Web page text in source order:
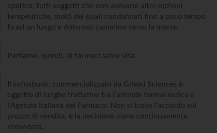
epatico, tutti soggetti che non avevano altre opzioni
terapeutiche, molti dei quali condannati fino a poco tempo
fa ad un lungo e doloroso cammino verso la morte.
Parliamo, quindi, di farmaci salva-vita.
Il sofosbuvir, commercializzato da Gilead Sciences è
oggetto di lunghe trattative tra l’azienda farmaceutica e
l’Agenzia Italiana del Farmaco. Non si trova l’accordo sul
prezzo di vendita, e la decisione viene continuamente
rimandata.